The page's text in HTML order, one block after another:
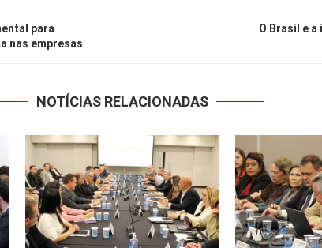
para
nas empresas
O Brasil e
NOTÍCIAS RELACIONADAS